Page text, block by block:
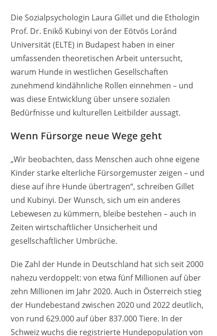
Die Sozialpsychologin Laura Gillet und die Ethologin
Prof. Dr. Enikő Kubinyi von der Eötvös Loránd
Universität (ELTE) in Budapest haben in einer
umfassenden theoretischen Arbeit untersucht,
warum Hunde in westlichen Gesellschaften
zunehmend kindähnliche Rollen einnehmen – und
was diese Entwicklung über unsere sozialen
Bedürfnisse und kulturellen Leitbilder aussagt.
Wenn Fürsorge neue Wege geht
„Wir beobachten, dass Menschen auch ohne eigene
Kinder starke elterliche Fürsorgemuster zeigen – und
diese auf ihre Hunde übertragen“, schreiben Gillet
und Kubinyi. Der Wunsch, sich um ein anderes
Lebewesen zu kümmern, bleibe bestehen – auch in
Zeiten wirtschaftlicher Unsicherheit und
gesellschaftlicher Umbrüche.
Die Zahl der Hunde in Deutschland hat sich seit 2000
nahezu verdoppelt: von etwa fünf Millionen auf über
zehn Millionen im Jahr 2020. Auch in Österreich stieg
der Hundebestand zwischen 2020 und 2022 deutlich,
von rund 629.000 auf über 837.000 Tiere. In der
Schweiz wuchs die registrierte Hundepopulation von